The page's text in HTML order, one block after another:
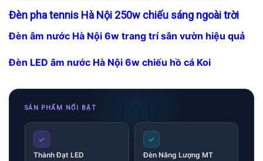
Đèn pha tennis Hà Nội 250w chiếu sáng ngoài trời
Đèn âm nước Hà Nội 6w trang trí sân vườn hiệu quả
Đèn LED âm nước Hà Nội 6w chiếu hồ cá Koi
SẢN PHẨM NỔI BẬT
✓
Thành Đạt LED
✓
Đèn Năng Lượng MT